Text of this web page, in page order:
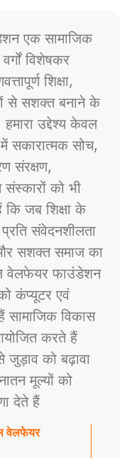
एक सामाजिक
विशेषकर
शिक्षा,
से सशक्त बनाने के
उद्देश्य केवल
में सकारात्मक सोच,
संरक्षण,
को भी
जब शिक्षा के
संवेदनशीलता
सशक्त समाज का
वेलफेयर फाउंडेशन
कंप्यूटर एवं
सामाजिक विकास
करते हैं
जुड़ाव को बढ़ावा
मूल्यों को
देते हैं
वेलफेयर